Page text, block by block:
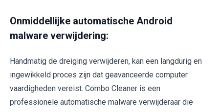
Onmiddellijke automatische Android
malware verwijdering:
Handmatig de dreiging verwijderen, kan een langdurig en
ingewikkeld proces zijn dat geavanceerde computer
vaardigheden vereist. Combo Cleaner is een
professionele automatische malware verwijderaar die